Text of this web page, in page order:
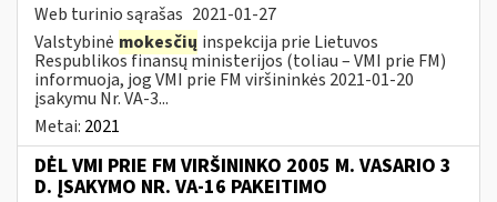
Web turinio sąrašas 2021-01-27
Valstybinė mokesčių inspekcija prie Lietuvos
Respublikos finansų ministerijos (toliau – VMI prie FM)
informuoja, jog VMI prie FM viršininkės 2021-01-20
įsakymu Nr. VA-3...
Metai: 2021
DĖL VMI PRIE FM VIRŠININKO 2005 M. VASARIO 3
D. ĮSAKYMO NR. VA-16 PAKEITIMO